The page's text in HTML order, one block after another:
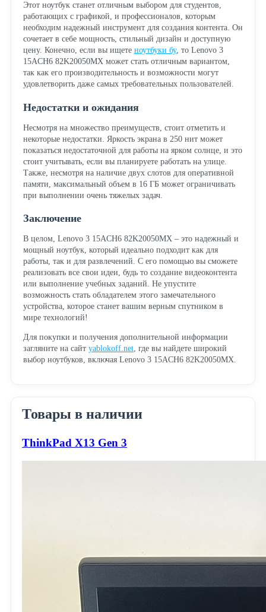
Этот ноутбук станет отличным выбором для студентов,
работающих с графикой, и профессионалов, которым
необходим надежный инструмент для создания контента. Он
сочетает в себе мощность, стильный дизайн и доступную
цену. Конечно, если вы ищете ноутбуки бу, то Lenovo 3
15ACH6 82K20050MX может стать отличным вариантом,
так как его производительность и возможности могут
удовлетворить даже самых требовательных пользователей.
Недостатки и ожидания
Несмотря на множество преимуществ, стоит отметить и
некоторые недостатки. Яркость экрана в 250 нит может
показаться недостаточной для работы на ярком солнце, и это
стоит учитывать, если вы планируете работать на улице.
Также, несмотря на наличие двух слотов для оперативной
памяти, максимальный объем в 16 ГБ может ограничивать
при выполнении очень тяжелых задач.
Заключение
В целом, Lenovo 3 15ACH6 82K20050MX – это надежный и
мощный ноутбук, который идеально подходит как для
работы, так и для развлечений. С его помощью вы сможете
реализовать все свои идеи, будь то создание видеоконтента
или выполнение учебных заданий. Не упустите
возможность стать обладателем этого замечательного
устройства, которое станет вашим верным спутником в
мире технологий!
Для покупки и получения дополнительной информации
загляните на сайт yablokoff.net, где вы найдете широкий
выбор ноутбуков, включая Lenovo 3 15ACH6 82K20050MX.
Товары в наличии
ThinkPad X13 Gen 3